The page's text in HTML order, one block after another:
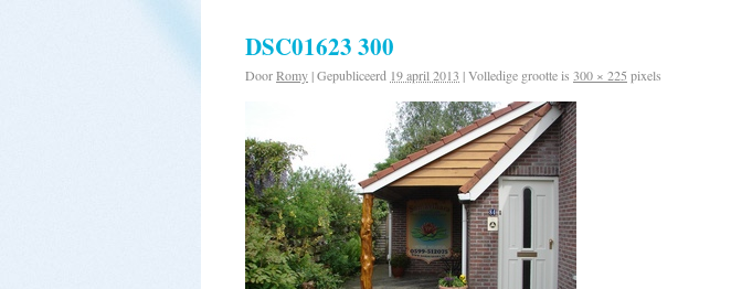
DSC01623 300
DoorRomy|Gepubliceerd 19 april 2013 |Volledige grootte is 300 × 225 pixels